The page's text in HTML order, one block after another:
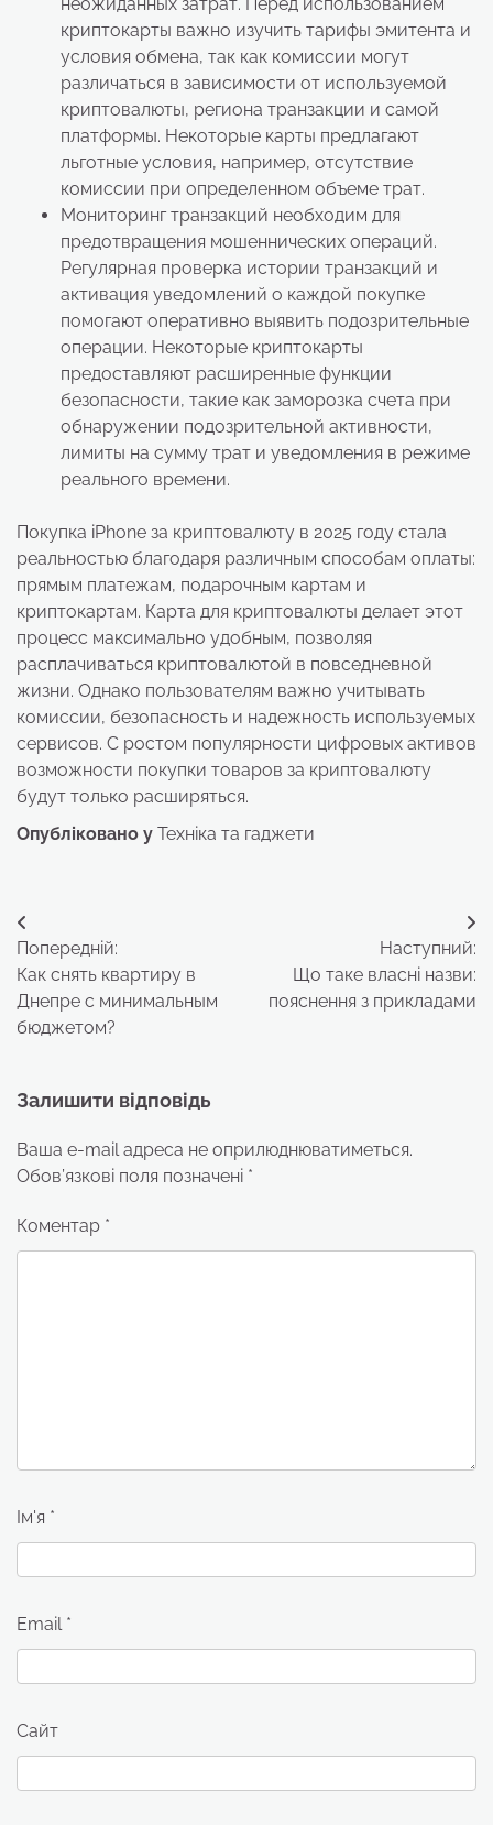
неожиданных затрат. Перед использованием
криптокарты важно изучить тарифы эмитента и
условия обмена, так как комиссии могут
различаться в зависимости от используемой
криптовалюты, региона транзакции и самой
платформы. Некоторые карты предлагают
льготные условия, например, отсутствие
комиссии при определенном объеме трат.
Мониторинг транзакций необходим для
предотвращения мошеннических операций.
Регулярная проверка истории транзакций и
активация уведомлений о каждой покупке
помогают оперативно выявить подозрительные
операции. Некоторые криптокарты
предоставляют расширенные функции
безопасности, такие как заморозка счета при
обнаружении подозрительной активности,
лимиты на сумму трат и уведомления в режиме
реального времени.
Покупка iPhone за криптовалюту в 2025 году стала
реальностью благодаря различным способам оплаты:
прямым платежам, подарочным картам и
криптокартам. Карта для криптовалюты делает этот
процесс максимально удобным, позволяя
расплачиваться криптовалютой в повседневной
жизни. Однако пользователям важно учитывать
комиссии, безопасность и надежность используемых
сервисов. С ростом популярности цифровых активов
возможности покупки товаров за криптовалюту
будут только расширяться.
Опубліковано у Техніка та гаджети
Навігація
записів
Попередній:
Как снять квартиру в
Днепре с минимальным
бюджетом?
Наступний:
Що таке власні назви:
пояснення з прикладами
Залишити відповідь
Ваша e-mail адреса не оприлюднюватиметься.
Обов’язкові поля позначені *
Коментар *
Ім'я *
Email *
Сайт